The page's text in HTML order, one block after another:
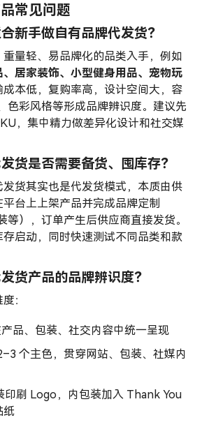
常见问题
新手做自有品牌代发货？
量轻、易品牌化的品类入手，例如
居家装饰、小型健身用品、宠物玩
本低，复购率高，设计空间大，容
色彩风格等形成品牌辨识度。建议先
，集中精力做差异化设计和社交媒
货是否需要备货、囤库存？
货其实也是代发货模式，本质由供
台上上架产品并完成品牌定制
等），订单产生后供应商直接发货。
启动，同时快速测试不同品类和款
货产品的品牌辨识度？
：
产品、包装、社交内容中统一呈现
个主色，贯穿网站、包装、社媒内
印刷 Logo，内包装加入 Thank You
纸